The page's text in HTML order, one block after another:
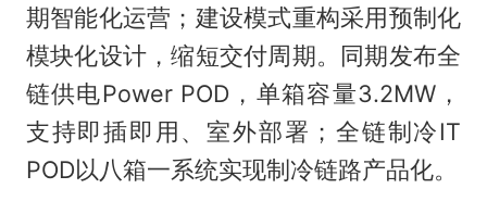
期智能化运营；建设模式重构采用预制化
模块化设计，缩短交付周期。同期发布全
链供电Power POD，单箱容量3.2MW，
支持即插即用、室外部署；全链制冷IT
POD以八箱一系统实现制冷链路产品化。